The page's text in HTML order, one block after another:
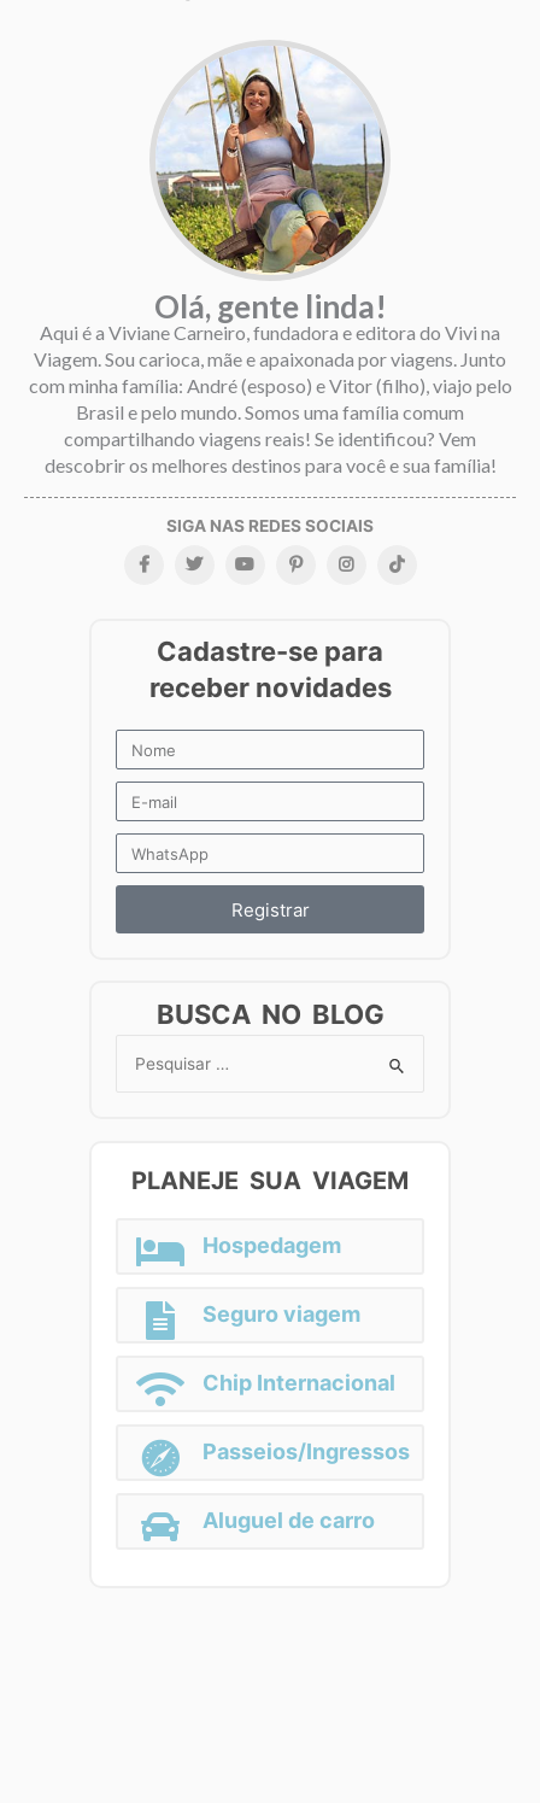
Olá, gente linda!
Aqui é a Viviane Carneiro, fundadora e editora do Vivi na
Viagem. Sou carioca, mãe e apaixonada por viagens. Junto
com minha família: André (esposo) e Vitor (filho), viajo pelo
Brasil e pelo mundo. Somos uma família comum
compartilhando viagens reais! Se identificou? Vem
descobrir os melhores destinos para você e sua família!
Registrar
BUSCA NO BLOG
Search
PLANEJE SUA VIAGEM
Hospedagem
Seguro viagem
Chip Internacional
Passeios/Ingressos
Aluguel de carro